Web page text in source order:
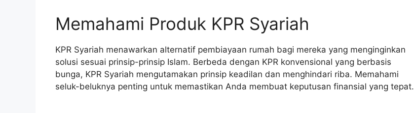
Memahami Produk KPR Syariah
KPR Syariah menawarkan alternatif pembiayaan rumah bagi mereka yang menginginkan
solusi sesuai prinsip-prinsip Islam. Berbeda dengan KPR konvensional yang berbasis
bunga, KPR Syariah mengutamakan prinsip keadilan dan menghindari riba. Memahami
seluk-beluknya penting untuk memastikan Anda membuat keputusan finansial yang tepat.